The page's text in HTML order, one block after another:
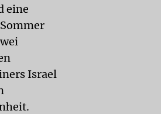
eine
Israel